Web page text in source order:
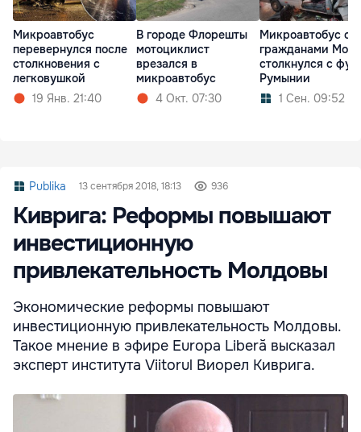
Микроавтобус
перевернулся после
столкновения с
легковушкой
19 Янв. 21:40
В городе Флорешты
мотоциклист
врезался в
микроавтобус
4 Окт. 07:30
Микроавтобус с
гражданами
столкнулся с
Румынии
1 Сен. 09:52
Publika 13 сентября 2018, 18:13 936
Киврига: Реформы повышают
инвестиционную
привлекательность Молдовы
Экономические реформы повышают
инвестиционную привлекательность Молдовы.
Такое мнение в эфире Europa Liberă высказал
эксперт института Viitorul Виорел Киврига.